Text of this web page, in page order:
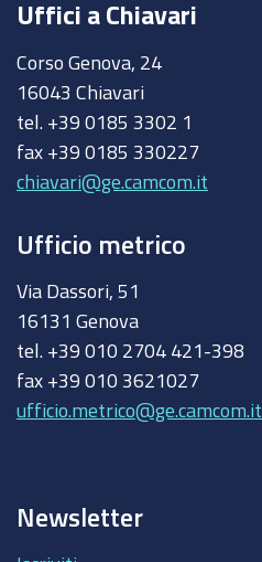
Uffici a Chiavari
Corso Genova, 24
16043 Chiavari
tel. +39 0185 3302 1
fax +39 0185 330227
chiavari@ge.camcom.it
Ufficio metrico
Via Dassori, 51
16131 Genova
tel. +39 010 2704 421-398
fax +39 010 3621027
ufficio.metrico@ge.camcom.it
Newsletter